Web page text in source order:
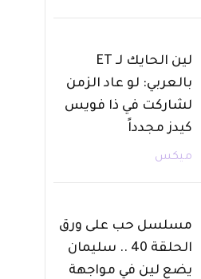
لين الحايك لـ ET
بالعربي: لو عاد الزمن
لشاركت في ذا فويس
كيدز مجدداً
ميكس
مسلسل حب على ورق
الحلقة 40 .. سليمان
يضع لين في مواجهة